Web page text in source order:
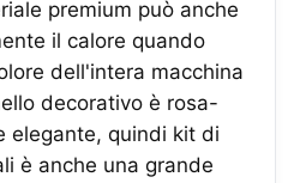
premium può anche
il calore quando
dell'intera macchina
decorativo è rosa-
elegante, quindi kit di
è anche una grande